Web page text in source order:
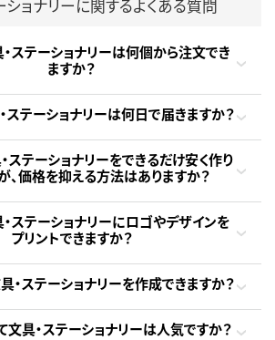
ショナリーに関するよくある質問
ステーショナリーは何個から注文でき
ますか？
ステーショナリーは何日で届きますか？
ステーショナリーをできるだけ安く作り
、価格を抑える方法はありますか？
ステーショナリーにロゴやデザインを
プリントできますか？
・ステーショナリーを作成できますか？
文具・ステーショナリーは人気ですか？